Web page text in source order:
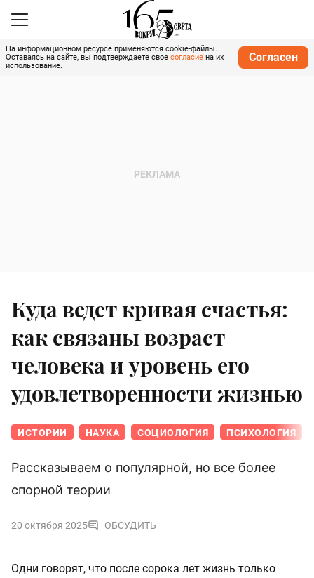
На информационном ресурсе применяются cookie-файлы.
Оставаясь на сайте, вы подтверждаете свое согласие на их
использование.
Согласен
Куда ведет кривая счастья:
как связаны возраст
человека и уровень его
удовлетворенности жизнью
ИСТОРИИ НАУКА СОЦИОЛОГИЯ ПСИХОЛОГИЯ
Рассказываем о популярной, но все более
спорной теории
20 октября 2025 ОБСУДИТЬ
Одни говорят, что после сорока лет жизнь только